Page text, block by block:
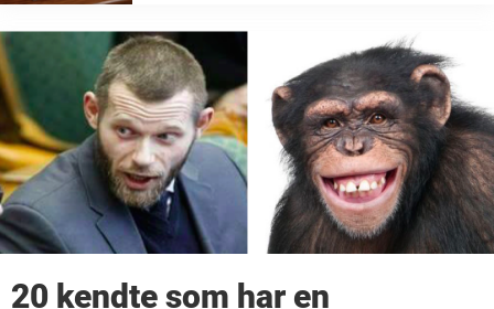
almindelige fobier. Men den kan helbredes – og
kan edderkoppen Luces være en hjælp ...
20 kendte som har en